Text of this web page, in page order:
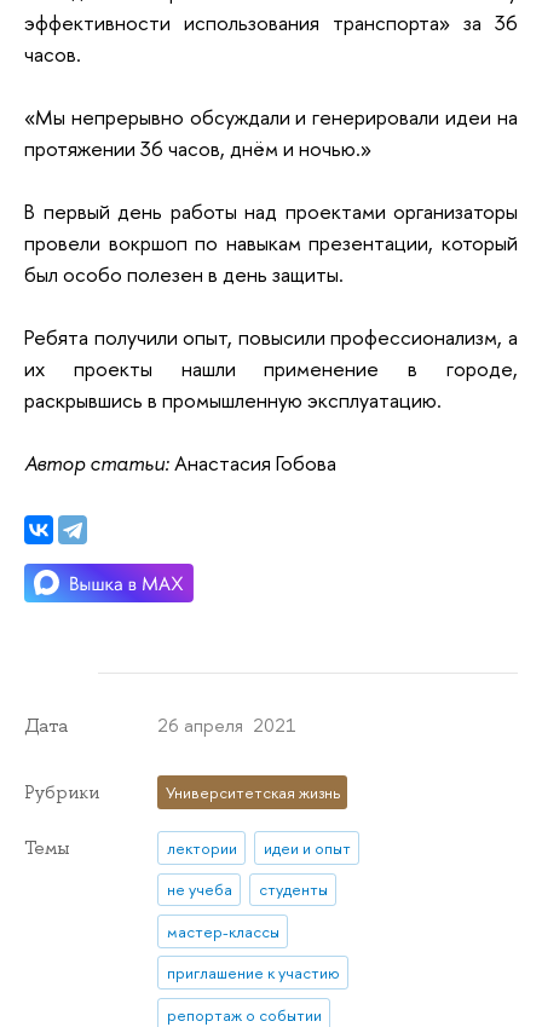
эффективности использования транспорта» за 36
часов.
«Мы непрерывно обсуждали и генерировали идеи на
протяжении 36 часов, днём и ночью.»
В первый день работы над проектами организаторы
провели вокршоп по навыкам презентации, который
был особо полезен в день защиты.
Ребята получили опыт, повысили профессионализм, а
их проекты нашли применение в городе,
раскрывшись в промышленную эксплуатацию.
Автор статьи:Анастасия Гобова
Дата 26 апреля 2021
Рубрики Университетская жизнь
Темы лектории
идеи и опыт
не учеба
студенты
мастер-классы
приглашение к участию
репортаж о событии